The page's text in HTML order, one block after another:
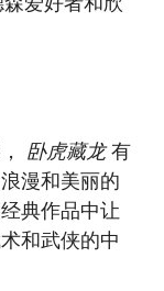
卧虎藏龙有
漫和美丽的
典作品中让
和武侠的中